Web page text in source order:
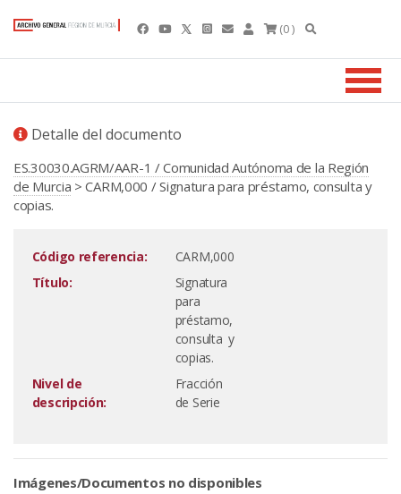
(0 )
Detalle del documento
ES.30030.AGRM/AAR-1 / Comunidad Autónoma de la Región
de Murcia > CARM,000 / Signatura para préstamo, consulta y
copias.
Código referencia:
CARM,000
Título:
Signatura
para
préstamo,
consulta y
copias.
Nivel de
descripción:
Fracción
de Serie
Imágenes/Documentos no disponibles